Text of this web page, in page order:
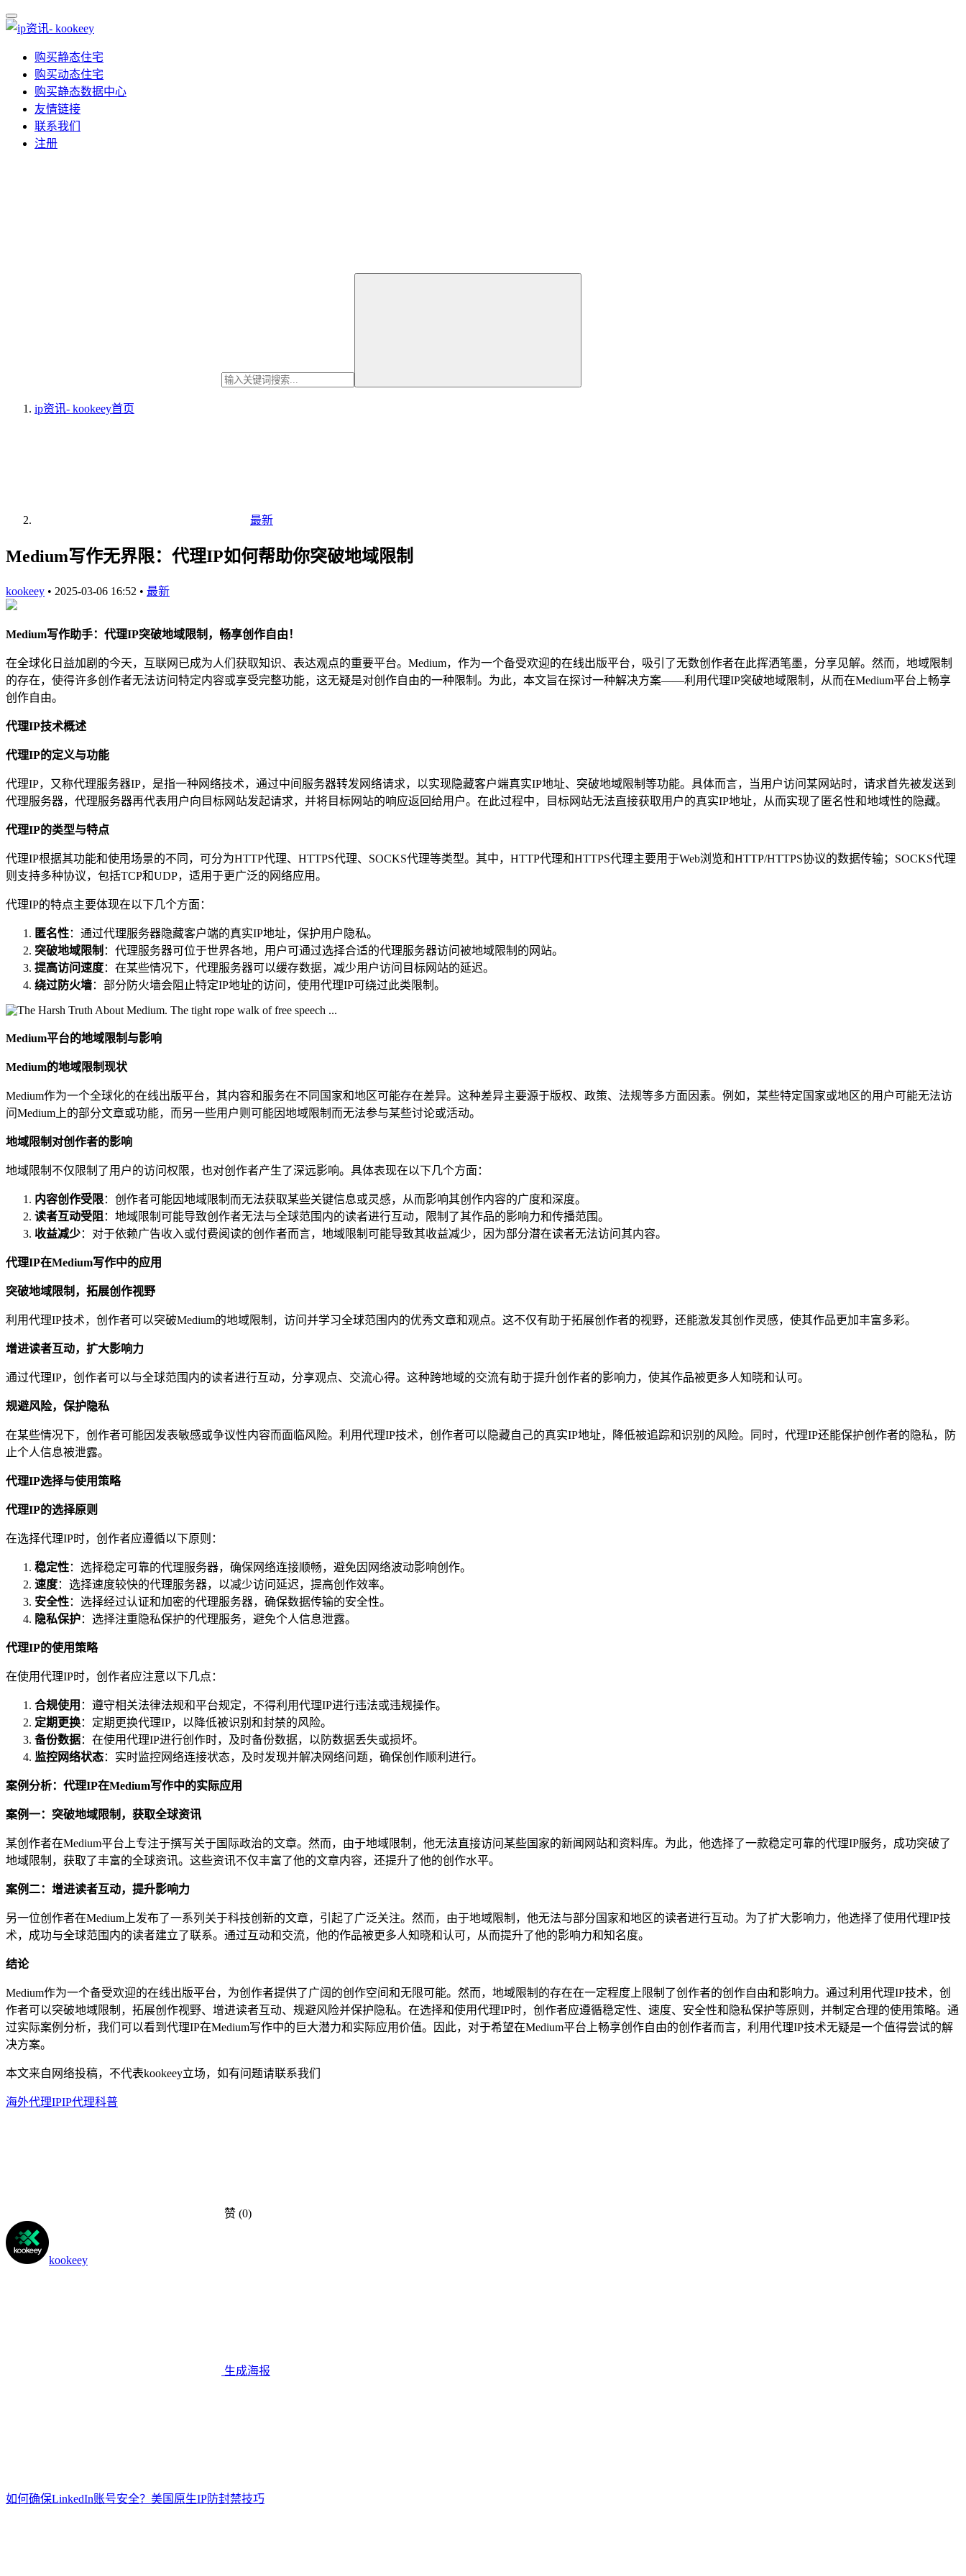
购买静态住宅
购买动态住宅
购买静态数据中心
友情链接
联系我们
注册
ip资讯- kookeey首页
最新
Medium写作无界限：代理IP如何帮助你突破地域限制
kookeey • 2025-03-06 16:52 • 最新
Medium写作助手：代理IP突破地域限制，畅享创作自由！
在全球化日益加剧的今天，互联网已成为人们获取知识、表达观点的重要平台。Medium，作为一个备受欢迎的在线出版平台，吸引了无数创作者在此挥洒笔墨，分享见解。然而，地域限制
的存在，使得许多创作者无法访问特定内容或享受完整功能，这无疑是对创作自由的一种限制。为此，本文旨在探讨一种解决方案——利用代理IP突破地域限制，从而在Medium平台上畅享
创作自由。
代理IP技术概述
代理IP的定义与功能
代理IP，又称代理服务器IP，是指一种网络技术，通过中间服务器转发网络请求，以实现隐藏客户端真实IP地址、突破地域限制等功能。具体而言，当用户访问某网站时，请求首先被发送到
代理服务器，代理服务器再代表用户向目标网站发起请求，并将目标网站的响应返回给用户。在此过程中，目标网站无法直接获取用户的真实IP地址，从而实现了匿名性和地域性的隐藏。
代理IP的类型与特点
代理IP根据其功能和使用场景的不同，可分为HTTP代理、HTTPS代理、SOCKS代理等类型。其中，HTTP代理和HTTPS代理主要用于Web浏览和HTTP/HTTPS协议的数据传输；SOCKS代理
则支持多种协议，包括TCP和UDP，适用于更广泛的网络应用。
代理IP的特点主要体现在以下几个方面：
匿名性：通过代理服务器隐藏客户端的真实IP地址，保护用户隐私。
突破地域限制 ：代理服务器可位于世界各地，用户可通过选择合适的代理服务器访问被地域限制的网站。
提高访问速度：在某些情况下，代理服务器可以缓存数据，减少用户访问目标网站的延迟。
绕过防火墙：部分防火墙会阻止特定IP地址的访问，使用代理IP可绕过此类限制。
Medium平台的地域限制与影响
Medium的地域限制现状
Medium作为一个全球化的在线出版平台，其内容和服务在不同国家和地区可能存在差异。这种差异主要源于版权、政策、法规等多方面因素。例如，某些特定国家或地区的用户可能无法访
问Medium上的部分文章或功能，而另一些用户则可能因地域限制而无法参与某些讨论或活动。
地域限制对创作者的影响
地域限制不仅限制了用户的访问权限，也对创作者产生了深远影响。具体表现在以下几个方面：
内容创作受限：创作者可能因地域限制而无法获取某些关键信息或灵感，从而影响其创作内容的广度和深度。
读者互动受阻 ：地域限制可能导致创作者无法与全球范围内的读者进行互动，限制了其作品的影响力和传播范围。
收益减少：对于依赖广告收入或付费阅读的创作者而言，地域限制可能导致其收益减少，因为部分潜在读者无法访问其内容。
代理IP在Medium写作中的应用
突破地域限制，拓展创作视野
利用代理IP技术，创作者可以突破Medium的地域限制，访问并学习全球范围内的优秀文章和观点。这不仅有助于拓展创作者的视野，还能激发其创作灵感，使其作品更加丰富多彩。
增进读者互动，扩大影响力
通过代理IP，创作者可以与全球范围内的读者进行互动，分享观点、交流心得。这种跨地域的交流有助于提升创作者的影响力，使其作品被更多人知晓和认可。
规避风险，保护隐私
在某些情况下，创作者可能因发表敏感或争议性内容而面临风险。利用代理IP技术，创作者可以隐藏自己的真实IP地址，降低被追踪和识别的风险。同时，代理IP还能保护创作者的隐私，防
止个人信息被泄露。
代理IP选择与使用策略
代理IP的选择原则
在选择代理IP时，创作者应遵循以下原则：
稳定性：选择稳定可靠的代理服务器，确保网络连接顺畅，避免因网络波动影响创作。
速度：选择速度较快的代理服务器，以减少访问延迟，提高创作效率。
安全性：选择经过认证和加密的代理服务器，确保数据传输的安全性。
隐私保护：选择注重隐私保护的代理服务，避免个人信息泄露。
代理IP的使用策略
在使用代理IP时，创作者应注意以下几点：
合规使用 ：遵守相关法律法规和平台规定，不得利用代理IP进行违法或违规操作。
定期更换：定期更换代理IP，以降低被识别和封禁的风险。
备份数据：在使用代理IP进行创作时，及时备份数据，以防数据丢失或损坏。
监控网络状态：实时监控网络连接状态，及时发现并解决网络问题，确保创作顺利进行。
案例分析：代理IP在Medium写作中的实际应用
案例一：突破地域限制，获取全球资讯
某创作者在Medium平台上专注于撰写关于国际政治的文章。然而，由于地域限制，他无法直接访问某些国家的新闻网站和资料库。为此，他选择了一款稳定可靠的代理IP服务，成功突破了
地域限制，获取了丰富的全球资讯。这些资讯不仅丰富了他的文章内容，还提升了他的创作水平。
案例二：增进读者互动，提升影响力
另一位创作者在Medium上发布了一系列关于科技创新的文章，引起了广泛关注。然而，由于地域限制，他无法与部分国家和地区的读者进行互动。为了扩大影响力，他选择了使用代理IP技
术，成功与全球范围内的读者建立了联系。通过互动和交流，他的作品被更多人知晓和认可，从而提升了他的影响力和知名度。
结论
Medium作为一个备受欢迎的在线出版平台，为创作者提供了广阔的创作空间和无限可能。然而，地域限制的存在在一定程度上限制了创作者的创作自由和影响力。通过利用代理IP技术，创
作者可以突破地域限制，拓展创作视野、增进读者互动、规避风险并保护隐私。在选择和使用代理IP时，创作者应遵循稳定性、速度、安全性和隐私保护等原则，并制定合理的使用策略。通
过实际案例分析，我们可以看到代理IP在Medium写作中的巨大潜力和实际应用价值。因此，对于希望在Medium平台上畅享创作自由的创作者而言，利用代理IP技术无疑是一个值得尝试的解
决方案。
本文来自网络投稿，不代表kookeey立场，如有问题请联系我们
海外代理IPIP代理科普
赞 (0)
kookeey
生成海报
如何确保LinkedIn账号安全？美国原生IP防封禁技巧